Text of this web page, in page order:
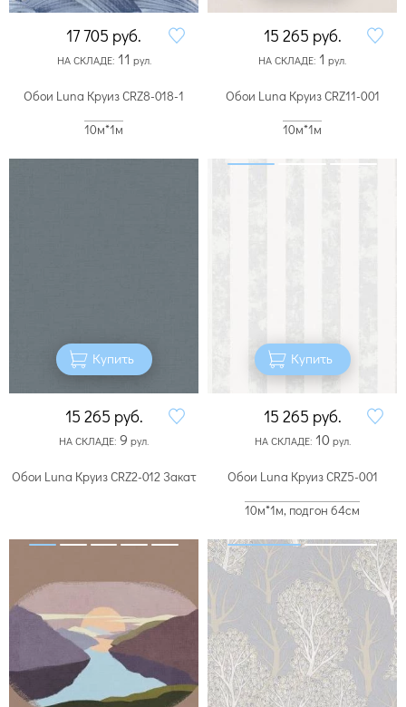
17 705 руб.
НА СКЛАДЕ: 11 рул.
15 265 руб.
НА СКЛАДЕ: 1 рул.
Обои Luna Круиз CRZ8-018-1
10м*1м
Купить
15 265 руб.
НА СКЛАДЕ: 9 рул.
Обои Luna Круиз CRZ11-001
10м*1м
Купить
15 265 руб.
НА СКЛАДЕ: 10рул.
Обои Luna Круиз CRZ2-012 Закат
Обои Luna Круиз CRZ5-001
10м*1м, подгон 64см